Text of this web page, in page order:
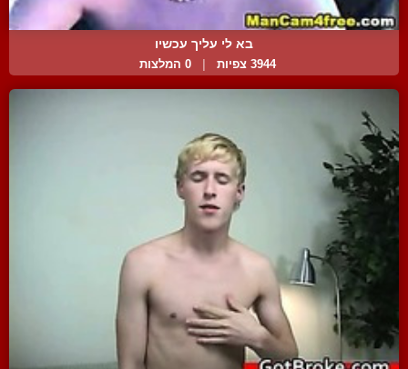
בא לי עליך עכשיו
3944 צפיות 0 המלצות